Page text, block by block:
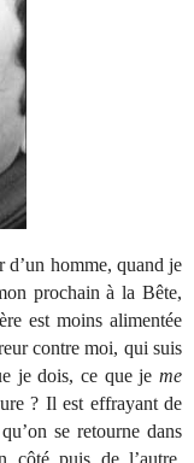
d’un homme, quand je
prochain à la Bête,
est moins alimentée
contre moi, qui suis
je dois, ce que je me
? Il est effrayant de
se retourne dans
côté puis de l’autre,